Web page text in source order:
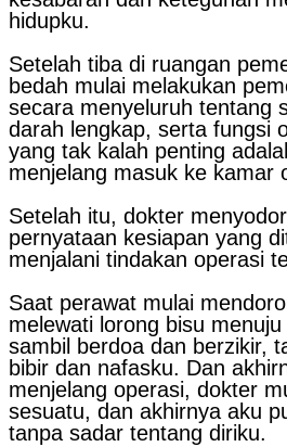
hidupku.
Setelah tiba di ruangan
bedah mulai melakukan
secara menyeluruh tentang
darah lengkap, serta fungsi
yang tak kalah penting
menjelang masuk ke kamar
Setelah itu, dokter
pernyataan kesiapan yang
menjalani tindakan operasi
Saat perawat mulai
melewati lorong bisu
sambil berdoa dan berzikir,
bibir dan nafasku. Dan
menjelang operasi, dokter
sesuatu, dan akhirnya aku
tanpa sadar tentang diriku.